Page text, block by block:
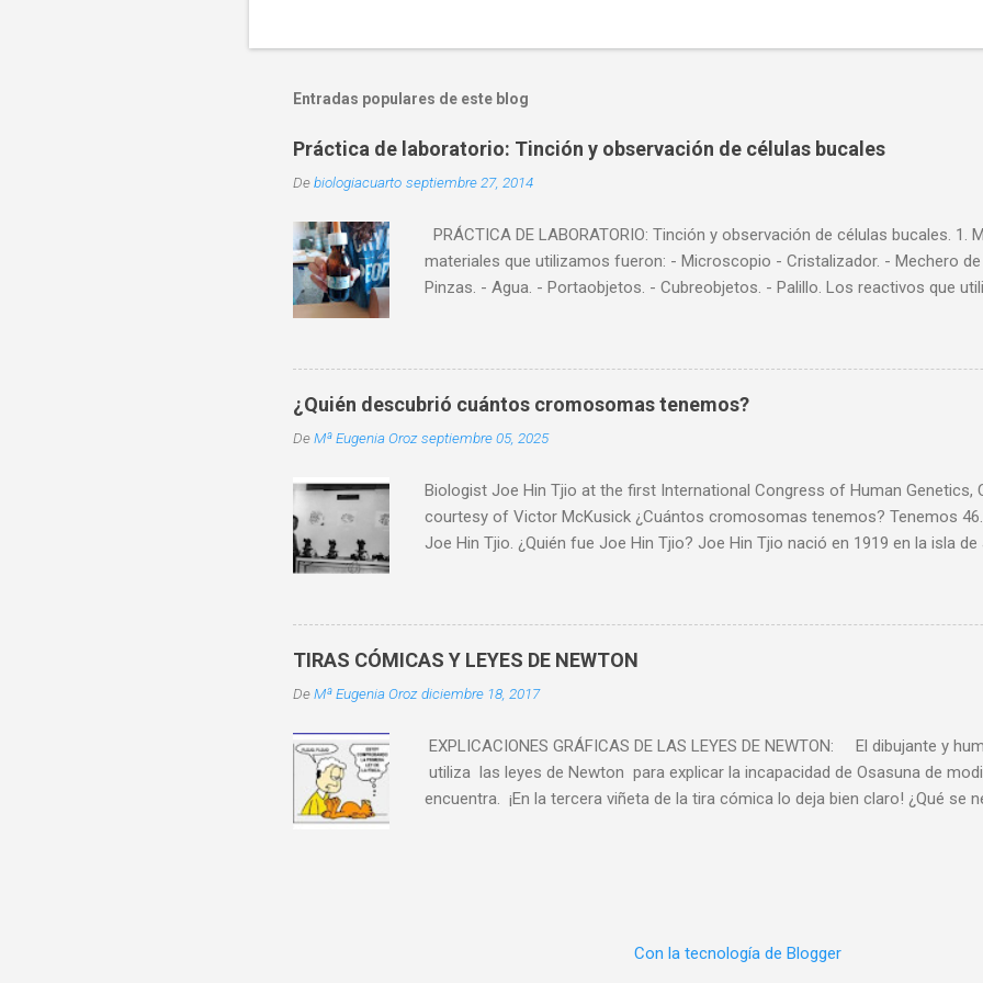
Entradas populares de este blog
Práctica de laboratorio: Tinción y observación de células bucales
Debiologiacuarto septiembre 27, 2014
PRÁCTICA DE LABORATORIO: Tinción y observación de células bucales. 1.
materiales que utilizamos fueron: - Microscopio - Cristalizador. - Mechero
Pinzas. - Agua. - Portaobjetos. - Cubreobjetos. - Palillo. Los reactivos que
bucal. A continuación os explicaremos los pasos que seguimos para llevar
el extremo de un palillo vamos a rasparnos suavemente la parte interior de
depositaremos estas células en un portaobjetos ya mojado, y lo
un par de gotas de azul de metileno. Seguidamente lo lavaremos con cuidado
¿Quién descubrió cuántos cromosomas tenemos?
DeMª Eugenia Oroz septiembre 05, 2025
Biologist Joe Hin Tjio at the first International Congress of Human Genetics,
courtesy of Victor McKusick ¿Cuántos cromosomas tenemos? Tenemos
Joe Hin Tjio. ¿Quién fue Joe Hin Tjio? Joe Hin Tjio nació en 1919 en la isla
Segunda Guerra Mundial, se interrumpió su carrera científica. Tjio fue
tres años. A pesar de todo, mantuvo su dignidad y pasó el tiempo allí
compañeros de prisión. Tras la liberación de Java en 1945, Tjio viajó en un
especializó en citogenética vegetal, es decir, en el estudio de los
TIRAS CÓMICAS Y LEYES DE NEWTON
DeMª Eugenia Oroz diciembre 18, 2017
EXPLICACIONES GRÁFICAS DE LAS LEYES DE NEWTON: El dibujante y
utiliza las leyes de Newton para explicar la incapacidad de Osasuna de
encuentra. ¡En la tercera viñeta de la tira cómica lo deja bien claro! ¿Qué se
Con la tecnología de Blogger